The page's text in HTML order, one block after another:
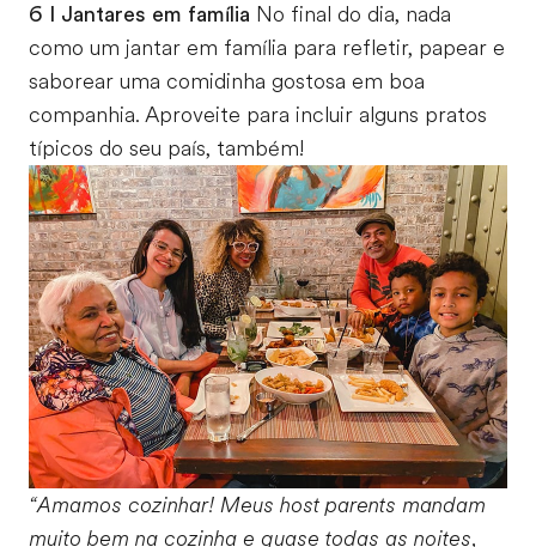
6 I Jantares em família No final do dia, nada
como um jantar em família para refletir, papear e
saborear uma comidinha gostosa em boa
companhia. Aproveite para incluir alguns pratos
típicos do seu país, também!
“Amamos cozinhar! Meus host parents mandam
muito bem na cozinha e quase todas as noites,